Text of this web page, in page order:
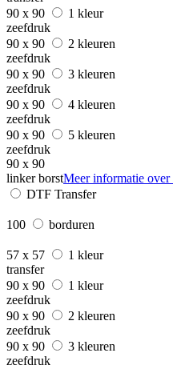
90 x 90
1 kleur
zeefdruk
90 x 90
2 kleuren
zeefdruk
90 x 90
3 kleuren
zeefdruk
90 x 90
4 kleuren
zeefdruk
90 x 90
5 kleuren
zeefdruk
90 x 90
linker borstMeer informatie over
DTF Transfer
100 borduren
57 x 57
1 kleur
transfer
90 x 90
1 kleur
zeefdruk
90 x 90
2 kleuren
zeefdruk
90 x 90
3 kleuren
zeefdruk